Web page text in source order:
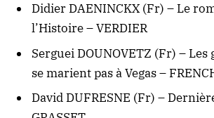
Didier DAENINCKX (Fr) – Le
l’Histoire – VERDIER
Serguei DOUNOVETZ (Fr) – Les
se marient pas à Vegas –
David DUFRESNE (Fr) –